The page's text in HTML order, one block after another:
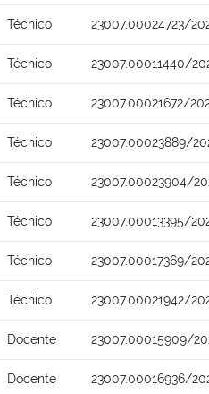
Técnico 23007.00024723/
Técnico 23007.00011440/
Técnico 23007.00021672/
Técnico 23007.00023889/
Técnico 23007.00023904/
Técnico 23007.00013395/
Técnico 23007.00017369/
Técnico 23007.00021942/
Docente 23007.00015909/
Docente 23007.00016936/